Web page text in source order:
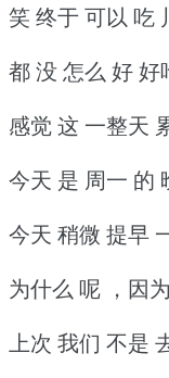
笑 终于 可以 吃
都 没 怎么 好 好
感觉 这 一整天
今天 是 周一 的
今天 稍微 提早
为什么 呢 ，因
上次 我们 不是